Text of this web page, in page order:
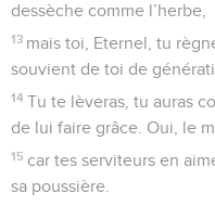
dessèche comme l’herbe,
13 mais toi, Eternel, tu
souvient de toi de
14 Tu te lèveras, tu auras
de lui faire grâce. Oui, le
15 car tes serviteurs en
sa poussière.